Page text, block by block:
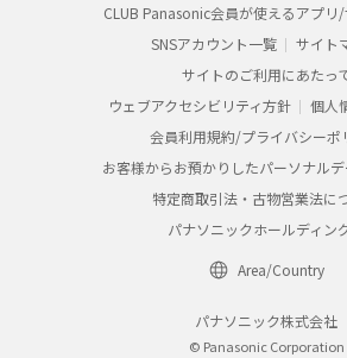
CLUB Panasonic会員が使えるアプリ
SNSアカウント一覧
サイト
サイトのご利用にあたっ
ウェブアクセシビリティ方針
個人
会員利用規約/プライバシーポ
お客様からお預かりしたパーソナル
特定商取引法・古物営業法に
パナソニックホールディン
Area/Country
パナソニック株式会社
© Panasonic Corporation